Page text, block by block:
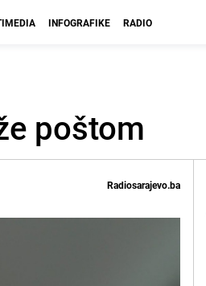
INFOGRAFIKE RADIO
poštom
Radiosarajevo.ba